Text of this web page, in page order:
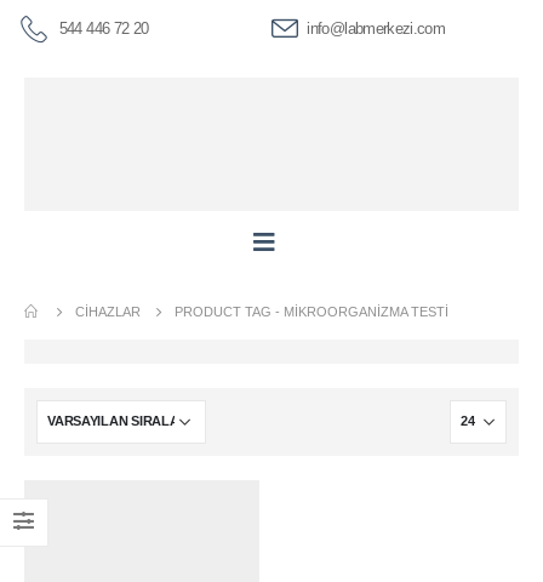
544 446 72 20 info@labmerkezi.com
CIHAZLAR PRODUCT TAG - MIKROORGANIZMA TESTI